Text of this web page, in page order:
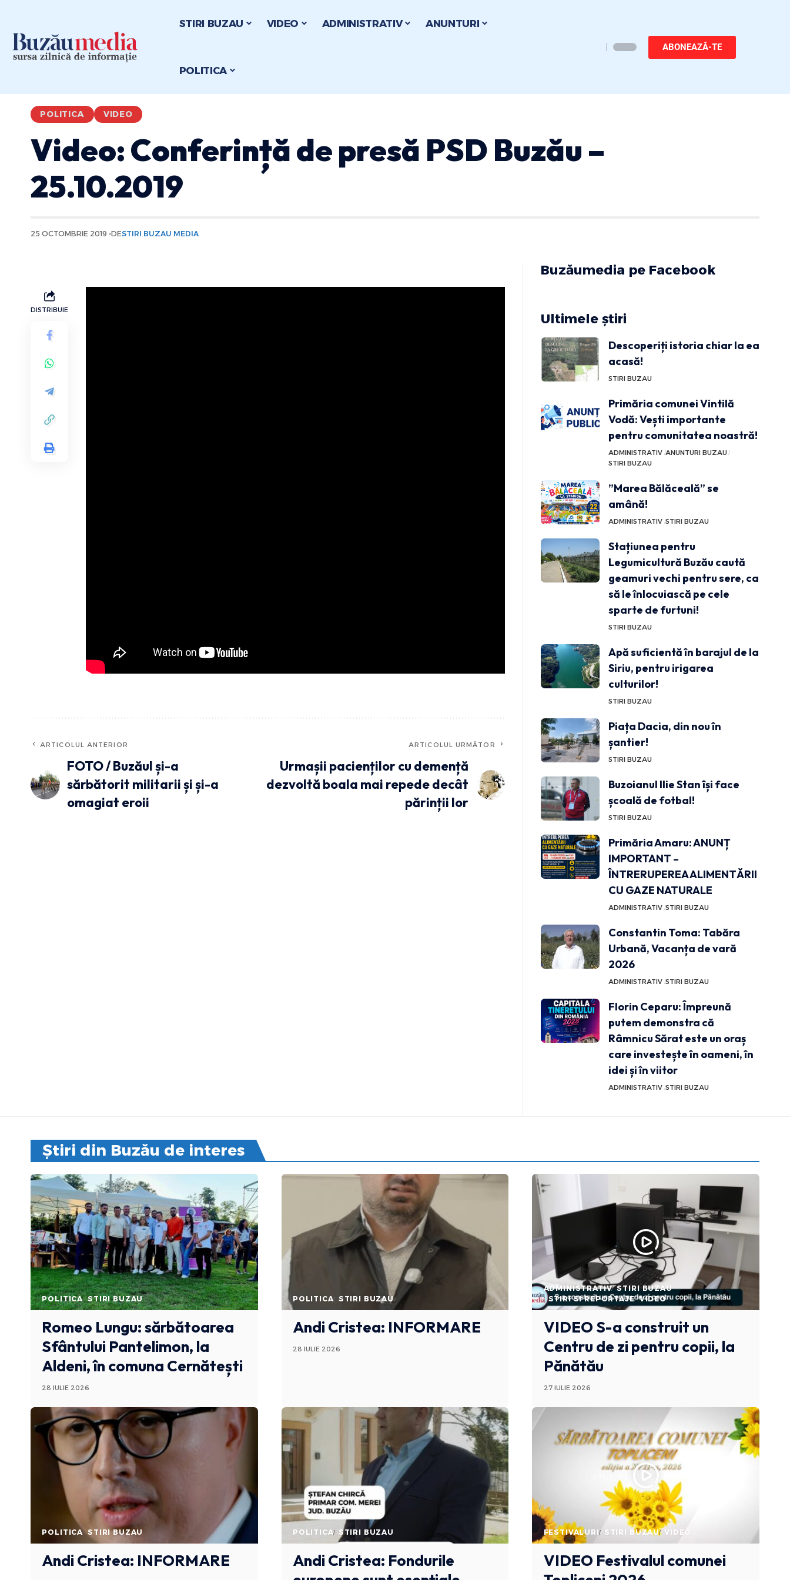
STIRI BUZAU VIDEO ADMINISTRATIV ANUNTURI
POLITICA
ABONEAZĂ-TE
POLITICA VIDEO
Video: Conferință de presă PSD Buzău –
25.10.2019
25 OCTOMBRIE 2019 DESTIRI BUZAU MEDIA
DISTRIBUIE
ARTICOLUL ANTERIOR
FOTO / Buzăul și-a
sărbătorit militarii și și-a
omagiat eroii
ARTICOLUL URMĂTOR
Urmașii pacienților cu demență
dezvoltă boala mai repede decât
părinții lor
Buzăumedia pe Facebook
Ultimele știri
Descoperiți istoria chiar la ea
acasă!
STIRI BUZAU
Primăria comunei Vintilă
Vodă: Vești importante
pentru comunitatea noastră!
ADMINISTRATIV ANUNTURI BUZAU
STIRI BUZAU
”Marea Bălăceală” se
amână!
ADMINISTRATIV STIRI BUZAU
Stațiunea pentru
Legumicultură Buzău caută
geamuri vechi pentru sere, ca
să le înlocuiască pe cele
sparte de furtuni!
STIRI BUZAU
Apă suficientă în barajul de la
Siriu, pentru irigarea
culturilor!
STIRI BUZAU
Piața Dacia, din nou în
șantier!
STIRI BUZAU
Buzoianul Ilie Stan își face
școală de fotbal!
STIRI BUZAU
Primăria Amaru: ANUNȚ
IMPORTANT –
ÎNTRERUPEREA ALIMENTĂRII
CU GAZE NATURALE
ADMINISTRATIV STIRI BUZAU
Constantin Toma: Tabăra
Urbană, Vacanța de vară
2026
ADMINISTRATIV STIRI BUZAU
Florin Ceparu: Împreună
putem demonstra că
Râmnicu Sărat este un oraș
care investește în oameni, în
idei și în viitor
ADMINISTRATIV STIRI BUZAU
Știri din Buzău de interes
POLITICA STIRI BUZAU
Romeo Lungu: sărbătoarea
Sfântului Pantelimon, la
Aldeni, în comuna Cernătești
28 IULIE 2026
POLITICA STIRI BUZAU
Andi Cristea: INFORMARE
28 IULIE 2026
ADMINISTRATIV STIRI BUZAU
STIRI SI REPORTAJE VIDEO
VIDEO S-a construit un
Centru de zi pentru copii, la
Pănătău
27 IULIE 2026
POLITICA STIRI BUZAU
Andi Cristea: INFORMARE
POLITICA STIRI BUZAU
Andi Cristea: Fondurile
FESTIVALURI STIRI BUZAU VIDEO
VIDEO Festivalul comunei